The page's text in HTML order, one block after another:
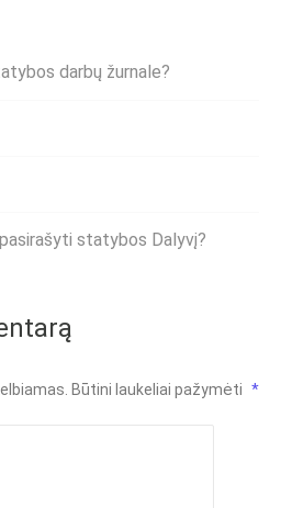
darbų žurnale?
statybos Dalyvį?
Būtini laukeliai pažymėti *